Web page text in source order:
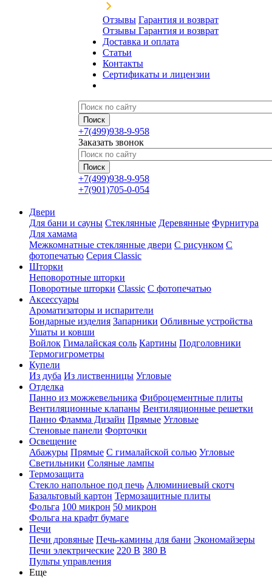
Отзывы Гарантия и возврат
Отзывы Гарантия и возврат
Доставка и оплата
Статьи
Контакты
Сертификаты и лицензии
+7(499)938-9-958
Заказать звонок
+7(499)938-9-958
+7(901)705-0-054
Двери
Для бани и сауны Стеклянные Деревянные Фурнитура
Для хамама
Межкомнатные стеклянные двери С рисунком С
фотопечатью Серия Classic
Шторки
Неповоротные шторки
Поворотные шторки Classic С фотопечатью
Аксессуары
Ароматизаторы и испарители
Бондарные изделия Запарники Обливные устройства
Ушаты и ковши
Войлок Гималайская соль Картины Подголовники
Термогигрометры
Купели
Из дуба Из лиственницы Угловые
Отделка
Панно из можжевельника Фиброцементные плиты
Вентиляционные клапаны Вентиляционные решетки
Панно Фламма Дизайн Прямые Угловые
Стеновые панели Форточки
Освещение
Абажуры Прямые С гималайской солью Угловые
Светильники Соляные лампы
Термозащита
Стекло напольное под печь Алюминиевый скотч
Базальтовый картон Термозащитные плиты
Фольга 100 микрон 50 микрон
Фольга на крафт бумаге
Печи
Печи дровяные Печь-камины для бани Экономайзеры
Печи электрические 220 В 380 В
Пульты управления
Еще